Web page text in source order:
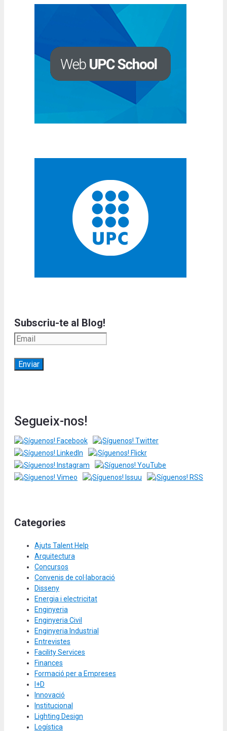
Subscriu-te al Blog!
Segueix-nos!
Categories
Ajuts Talent Help
Arquitectura
Concursos
Convenis de col·laboració
Disseny
Energia i electricitat
Enginyeria
Enginyeria Civil
Enginyeria Industrial
Entrevistes
Facility Services
Finances
Formació per a Empreses
I+D
Innovació
Institucional
Lighting Design
Logística